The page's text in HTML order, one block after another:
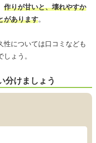
作りが甘いと、壊れやすか
があります。
性については口コミなども
ょう。
分けましょう